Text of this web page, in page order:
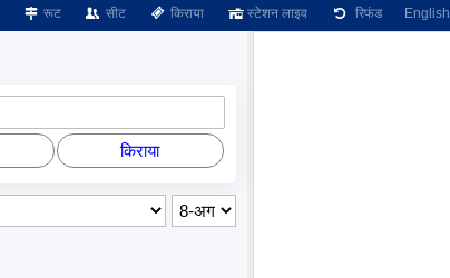
रूट सीट किराया स्टेशन लाइव रिफंड English
किराया